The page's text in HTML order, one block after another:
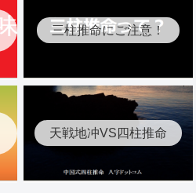
三柱推命にご注意！
天戦地冲VS四柱推命